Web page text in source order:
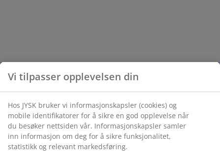
Vi tilpasser opplevelsen din
Hos JYSK bruker vi informasjonskapsler (cookies) og
mobile identifikatorer for å sikre en god opplevelse når
du besøker nettsiden vår. Informasjonskapsler samler
inn informasjon om deg for å sikre funksjonalitet,
statistikk og relevant markedsføring.